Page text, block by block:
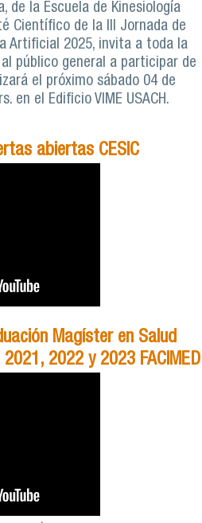
de la Escuela de Kinesiología
Científico de la III Jornada de
Artificial 2025, invita a toda la
público general a participar de
el próximo sábado 04 de
en el Edificio VIME USACH.
abiertas CESIC
Magíster en Salud
2022 y 2023 FACIMED